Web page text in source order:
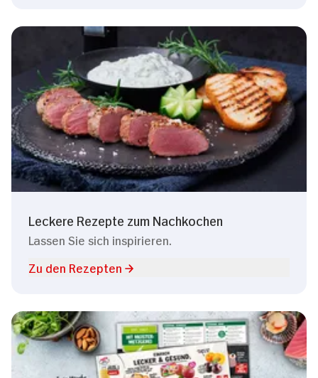
Leckere Rezepte zum Nachkochen
Lassen Sie sich inspirieren.
Zu den Rezepten